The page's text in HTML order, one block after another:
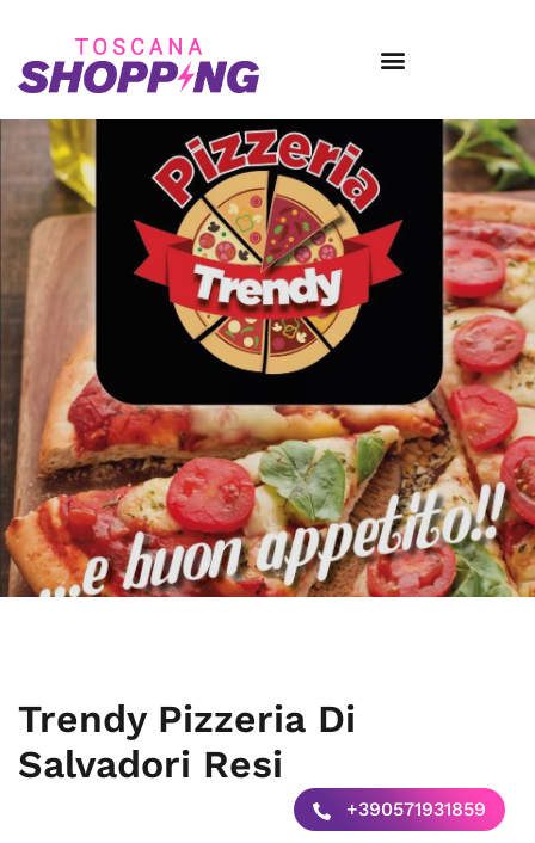
Trendy Pizzeria Di
Salvadori Resi
+390571931859